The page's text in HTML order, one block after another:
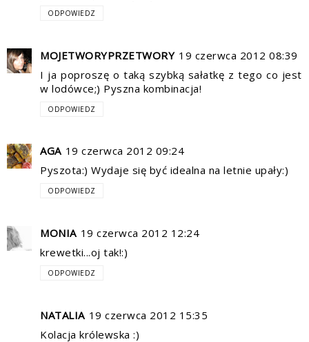
ODPOWIEDZ
MOJETWORYPRZETWORY 19 czerwca 2012 08:39
I ja poproszę o taką szybką sałatkę z tego co jest
w lodówce;) Pyszna kombinacja!
ODPOWIEDZ
AGA 19 czerwca 2012 09:24
Pyszota:) Wydaje się być idealna na letnie upały:)
ODPOWIEDZ
MONIA 19 czerwca 2012 12:24
krewetki...oj tak!:)
ODPOWIEDZ
NATALIA 19 czerwca 2012 15:35
Kolacja królewska :)